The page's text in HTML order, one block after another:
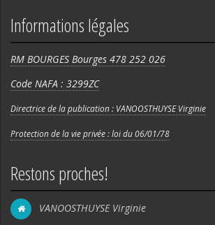
Informations légales
RM BOURGES Bourges 478 252 026
Code NAFA : 3299ZC
Directrice de la publication : VANOOSTHUYSE Virginie
Protection de la vie privée : loi du 06/01/78
Restons proches!
VANOOSTHUYSE Virginie